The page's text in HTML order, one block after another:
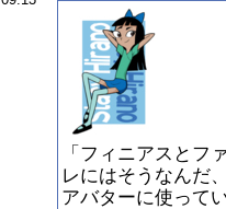
「フィニアスとフ
レにはそうなんだ
アバターに使って